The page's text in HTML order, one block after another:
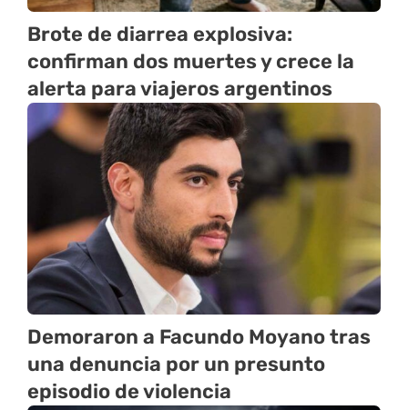
Brote de diarrea explosiva:
confirman dos muertes y crece la
alerta para viajeros argentinos
Demoraron a Facundo Moyano tras
una denuncia por un presunto
episodio de violencia